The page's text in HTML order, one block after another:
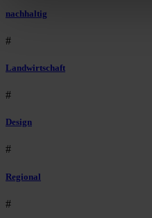
nachhaltig
#
Landwirtschaft
#
Design
#
Regional
#